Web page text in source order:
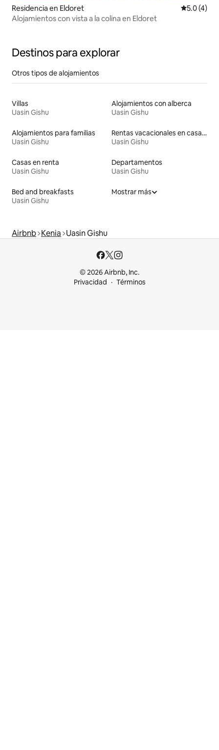
Residencia en Eldoret
5.0 (4)
Alojamientos con vista a la colina en Eldoret
Destinos para explorar
Otros tipos de alojamientos
Villas
Uasin Gishu
Alojamientos con alberca
Uasin Gishu
Alojamientos para familias
Uasin Gishu
Rentas vacacionales en casas de huéspedes
Uasin Gishu
Casas en renta
Uasin Gishu
Departamentos
Uasin Gishu
Bed and breakfasts
Uasin Gishu
Mostrar más
Airbnb Kenia Uasin Gishu
© 2026 Airbnb, Inc.
Privacidad
Términos